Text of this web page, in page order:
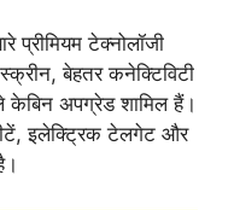
टेक्नोलॉजी
बेहतर कनेक्टिविटी
केबिन अपग्रेड शामिल हैं।
इलेक्ट्रिक टेलगेट और